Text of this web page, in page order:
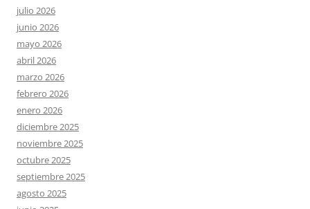
julio 2026
junio 2026
mayo 2026
abril 2026
marzo 2026
febrero 2026
enero 2026
diciembre 2025
noviembre 2025
octubre 2025
septiembre 2025
agosto 2025